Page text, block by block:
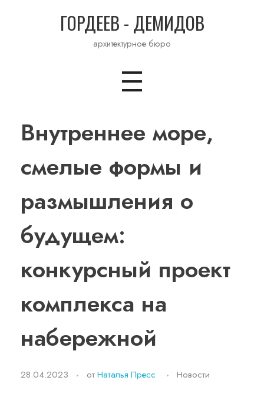
ГОРДЕЕВ - ДЕМИДОВ
архитектурное бюро
Внутреннее море,
смелые формы и
размышления о
будущем:
конкурсный проект
комплекса на
набережной
28.04.2023 отНаталья Пресс Новости